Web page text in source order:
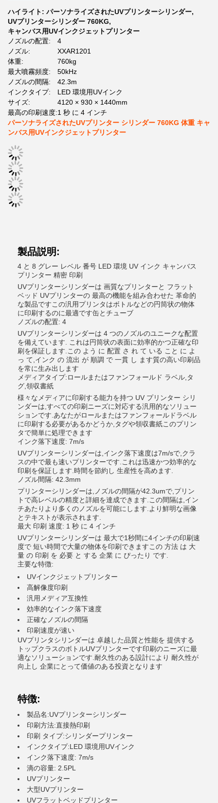
ハイライト: パーソナライズされたUVプリンターシリンダー,
UVプリンターシリンダー 760KG,
キャンバス用UVインクジェットプリンター
ノズルの配置:
4
ノズル:
XXAR1201
体重:
760kg
最大噴霧頻度:
50kHz
ノズルの間隔:
42.3m
インクタイプ:
LED 環境用UVインク
サイズ:
4120 × 930 × 1440mm
最高の印刷速度:1 秒 に 4 インチ
パーソナライズされたUVプリンター シリンダー 760KG 体重 キャ
ンバス用UVインクジェットプリンター
製品説明:
4 と 8 グレー レベル 番号 LED 環境 UV インク キャンバス
プリンター 精密 印刷
UVプリンターシリンダーは 画質なプリンターと フラット
ベッド UVプリンターの 最高の機能を組み合わせた 革命的
な製品ですこの汎用プリンタはボトルなどの円筒状の物体
に印刷するのに最適です缶とチューブ
ノズルの配置: 4
UVプリンターシリンダーは 4 つのノズルのユニークな配置
を備えています. これは円筒状の表面に効率的かつ正確な印
刷を保証します.この よう に 配置 さ れ て いる こと に よ
っ て,インク の 流出 が 順調 で 一貫 し ます質の高い印刷品
を常に生み出します
メディアタイプ:ロールまたはファンフォールド ラベル,タ
グ,領収書紙
様々なメディアに印刷する能力を持つ UV プリンター シリ
ンダーは,すべての印刷ニーズに対応する汎用的なソリュー
ションです.あなたがロールまたはファンフォールドラベル
に印刷する必要があるかどうか,タグや領収書紙このプリン
タで簡単に処理できます
インク落下速度: 7m/s
UVプリンターシリンダーは,インク落下速度は7m/sで,クラ
スの中で最も速いプリンターです.これは迅速かつ効率的な
印刷を保証します.時間を節約し 生産性を高めます.
ノズル間隔: 42.3mm
プリンターシリンダーは,ノズルの間隔が42.3umで,プリン
トで高レベルの精度と詳細を達成できます.この間隔は,イン
チあたりより多くのノズルを可能にします.より鮮明な画像
とテキストが表示されます.
最大 印刷 速度: 1 秒 に 4 インチ
UVプリンターシリンダーは 最大で1秒間に4インチの印刷速
度で 短い時間で大量の物体を印刷できますこの 方法 は 大
量 の 印刷 を 必要 と する 企業 に ぴったり です.
主要な特徴:
UVインクジェットプリンター
高解像度印刷
汎用メディア互換性
効率的なインク落下速度
正確なノズルの間隔
印刷速度が速い
UVプリンタシリンダーは 卓越した品質と性能を 提供する
トップクラスのボトルUVプリンターです印刷のニーズに最
適なソリューションです.耐久性のある設計により 耐久性が
向上し 企業にとって価値のある投資となります
特徴:
製品名:UVプリンターシリンダー
印刷方法:直接熱印刷
印刷 タイプ:シリンダープリンター
インクタイプ:LED 環境用UVインク
インク落下速度: 7m/s
滴の容量: 2.5PL
UVプリンター
大型UVプリンター
UVフラットベッドプリンター